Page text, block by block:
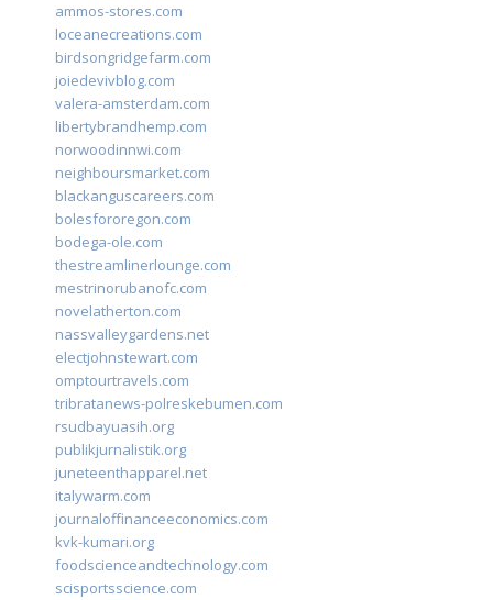
ammos-stores.com
loceanecreations.com
birdsongridgefarm.com
joiedevivblog.com
valera-amsterdam.com
libertybrandhemp.com
norwoodinnwi.com
neighboursmarket.com
blackanguscareers.com
bolesfororegon.com
bodega-ole.com
thestreamlinerlounge.com
mestrinorubanofc.com
novelatherton.com
nassvalleygardens.net
electjohnstewart.com
omptourtravels.com
tribratanews-polreskebumen.com
rsudbayuasih.org
publikjurnalistik.org
juneteenthapparel.net
italywarm.com
journaloffinanceeconomics.com
kvk-kumari.org
foodscienceandtechnology.com
scisportsscience.com